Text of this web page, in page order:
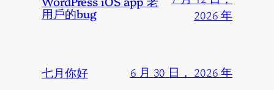
用戶的bug
2026 年
七月你好 6 月 30 日， 2026 年